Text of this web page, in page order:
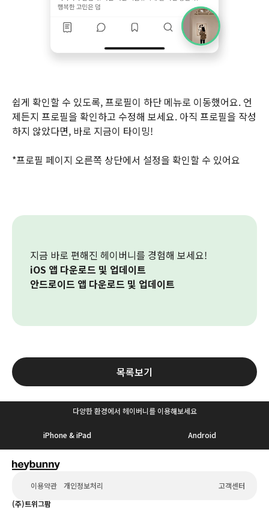
쉽게 확인할 수 있도록, 프로필이 하단 메뉴로 이동했어요. 언
제든지 프로필을 확인하고 수정해 보세요. 아직 프로필을 작성
하지 않았다면, 바로 지금이 타이밍!
*프로필 페이지 오른쪽 상단에서 설정을 확인할 수 있어요
지금 바로 편해진 헤이버니를 경험해 보세요!
iOS 앱 다운로드 및 업데이트
안드로이드 앱 다운로드 및 업데이트
목록보기
다양한 환경에서 헤이버니를 이용해보세요
iPhone & iPad Android
이용약관 개인정보처리
고객센터
(주)트위그팜